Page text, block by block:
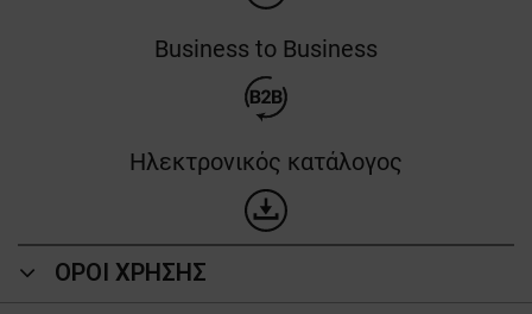
Business to Business
Ηλεκτρονικός κατάλογος
ΟΡΟΙ ΧΡΗΣΗΣ